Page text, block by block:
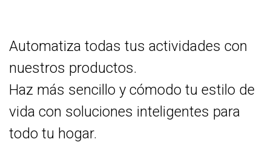
Automatiza todas tus actividades con
nuestros productos.
Haz más sencillo y cómodo tu estilo de
vida con soluciones inteligentes para
todo tu hogar.